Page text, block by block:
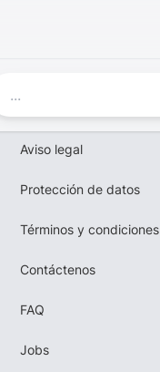
Aviso legal
Protección de datos
Términos y condiciones
Contáctenos
FAQ
Jobs